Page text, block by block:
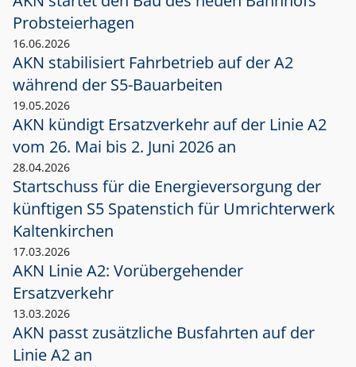
Probsteierhagen
16.06.2026
AKN stabilisiert Fahrbetrieb auf der A2
während der S5-Bauarbeiten
19.05.2026
AKN kündigt Ersatzverkehr auf der Linie A2
vom 26. Mai bis 2. Juni 2026 an
28.04.2026
Startschuss für die Energieversorgung der
künftigen S5 Spatenstich für Umrichterwerk
Kaltenkirchen
17.03.2026
AKN Linie A2: Vorübergehender
Ersatzverkehr
13.03.2026
AKN passt zusätzliche Busfahrten auf der
Linie A2 an